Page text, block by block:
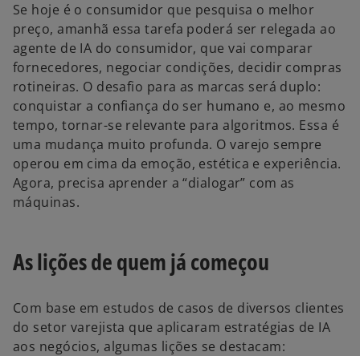
Se hoje é o consumidor que pesquisa o melhor
preço, amanhã essa tarefa poderá ser relegada ao
agente de IA do consumidor, que vai comparar
fornecedores, negociar condições, decidir compras
rotineiras. O desafio para as marcas será duplo:
conquistar a confiança do ser humano e, ao mesmo
tempo, tornar-se relevante para algoritmos. Essa é
uma mudança muito profunda. O varejo sempre
operou em cima da emoção, estética e experiência.
Agora, precisa aprender a “dialogar” com as
máquinas.
As lições de quem já começou
Com base em estudos de casos de diversos clientes
do setor varejista que aplicaram estratégias de IA
aos negócios, algumas lições se destacam: